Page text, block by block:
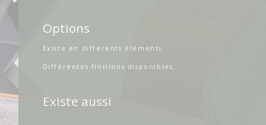
Options
Existe en différents éléments.
Différentes finitions disponibles.
Existe aussi